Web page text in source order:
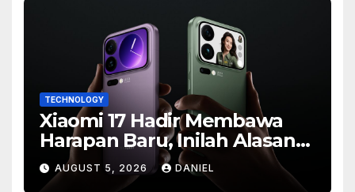
TECHNOLOGY
Xiaomi 17 Hadir Membawa
Harapan Baru, Inilah Alasan
Banyak Orang Menantikan
Ponsel Flagship Ini
AUGUST 5, 2026 DANIEL